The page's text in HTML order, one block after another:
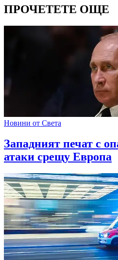
ПРОЧЕТЕТЕ ОЩЕ
Новини от Света
Западният печат с
атаки срещу Европа